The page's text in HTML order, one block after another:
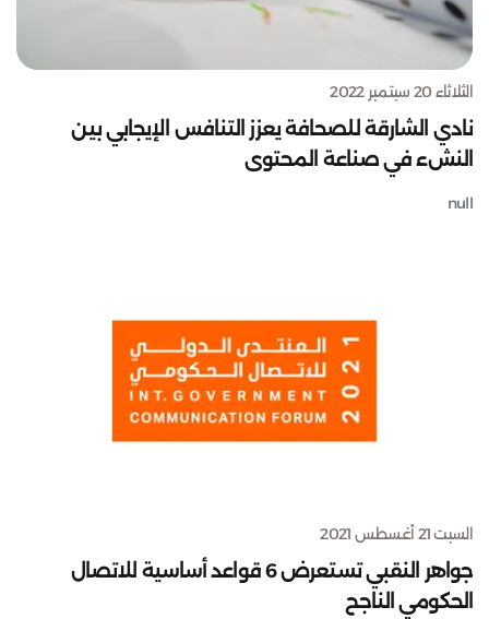
الثلاثاء 20 سبتمبر 2022
نادي الشارقة للصحافة يعزز التنافس الإيجابي بين
النشء في صناعة المحتوى
null
السبت 21 أغسطس 2021
جواهر النقبي تستعرض 6 قواعد أساسية للاتصال
الحكومي الناجح